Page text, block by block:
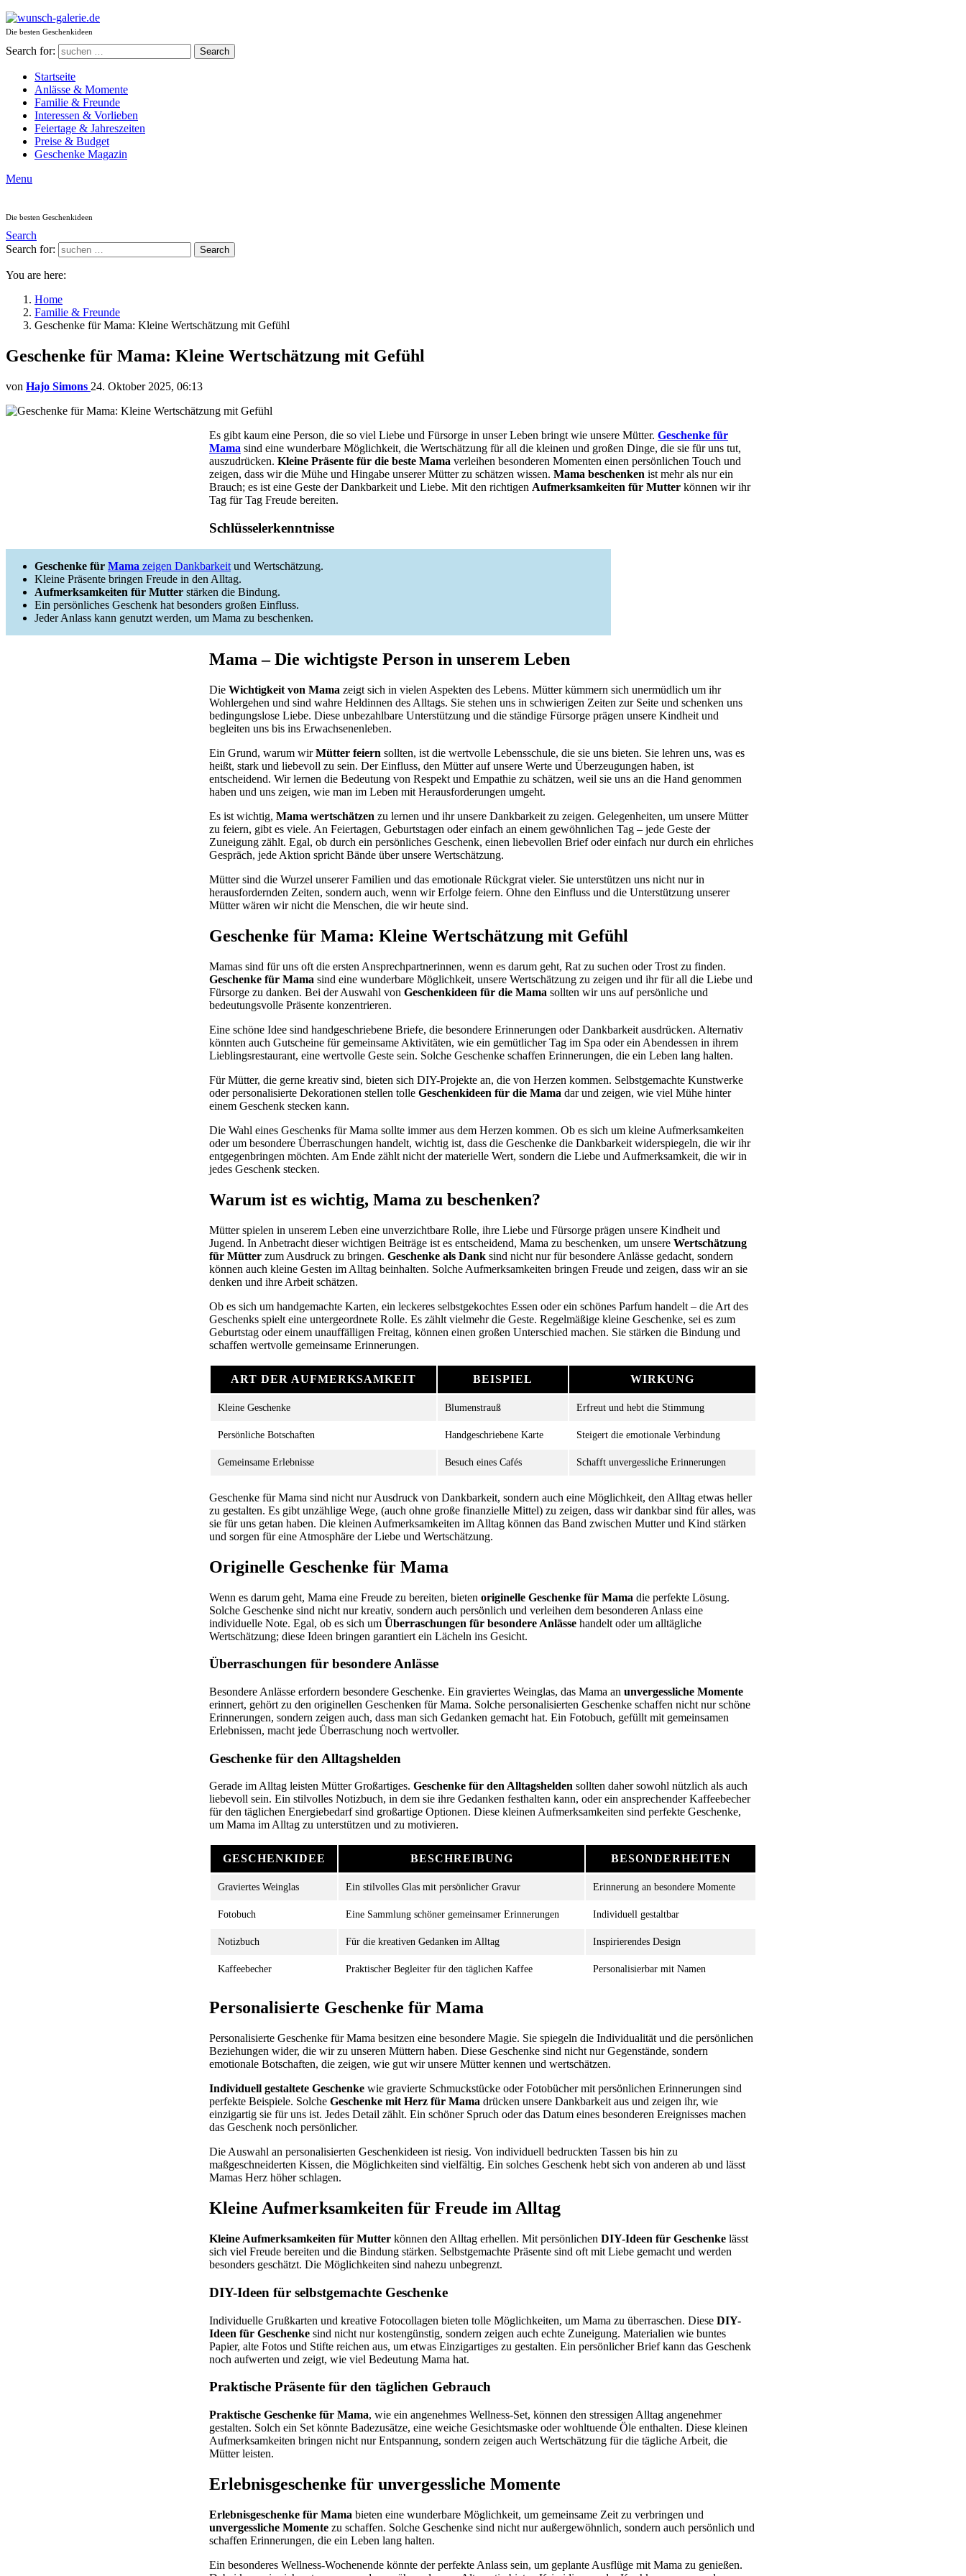
Die besten Geschenkideen
Search for: Search
Startseite
Anlässe & Momente
Familie & Freunde
Interessen & Vorlieben
Feiertage & Jahreszeiten
Preise & Budget
Geschenke Magazin
Menu
Die besten Geschenkideen
Search
Search for:
Search
You are here:
Home
Familie & Freunde
Geschenke für Mama: Kleine Wertschätzung mit Gefühl
Geschenke für Mama: Kleine Wertschätzung mit Gefühl
von Hajo Simons 24. Oktober 2025, 06:13
Es gibt kaum eine Person, die so viel Liebe und Fürsorge in unser Leben bringt wie unsere Mütter. Geschenke für
Mama sind eine wunderbare Möglichkeit, die Wertschätzung für all die kleinen und großen Dinge, die sie für uns tut,
auszudrücken. Kleine Präsente für die beste Mama verleihen besonderen Momenten einen persönlichen Touch und
zeigen, dass wir die Mühe und Hingabe unserer Mütter zu schätzen wissen. Mama beschenken ist mehr als nur ein
Brauch; es ist eine Geste der Dankbarkeit und Liebe. Mit den richtigen Aufmerksamkeiten für Mutter können wir ihr
Tag für Tag Freude bereiten.
Schlüsselerkenntnisse
Geschenke für Mama zeigen Dankbarkeit und Wertschätzung.
Kleine Präsente bringen Freude in den Alltag.
Aufmerksamkeiten für Mutter stärken die Bindung.
Ein persönliches Geschenk hat besonders großen Einfluss.
Jeder Anlass kann genutzt werden, um Mama zu beschenken.
Mama – Die wichtigste Person in unserem Leben
Die Wichtigkeit von Mama zeigt sich in vielen Aspekten des Lebens. Mütter kümmern sich unermüdlich um ihr
Wohlergehen und sind wahre Heldinnen des Alltags. Sie stehen uns in schwierigen Zeiten zur Seite und schenken uns
bedingungslose Liebe. Diese unbezahlbare Unterstützung und die ständige Fürsorge prägen unsere Kindheit und
begleiten uns bis ins Erwachsenenleben.
Ein Grund, warum wirMütter feiern sollten, ist die wertvolle Lebensschule, die sie uns bieten. Sie lehren uns, was es
heißt, stark und liebevoll zu sein. Der Einfluss, den Mütter auf unsere Werte und Überzeugungen haben, ist
entscheidend. Wir lernen die Bedeutung von Respekt und Empathie zu schätzen, weil sie uns an die Hand genommen
haben und uns zeigen, wie man im Leben mit Herausforderungen umgeht.
Es ist wichtig, Mama wertschätzen zu lernen und ihr unsere Dankbarkeit zu zeigen. Gelegenheiten, um unsere Mütter
zu feiern, gibt es viele. An Feiertagen, Geburtstagen oder einfach an einem gewöhnlichen Tag – jede Geste der
Zuneigung zählt. Egal, ob durch ein persönliches Geschenk, einen liebevollen Brief oder einfach nur durch ein ehrliches
Gespräch, jede Aktion spricht Bände über unsere Wertschätzung.
Mütter sind die Wurzel unserer Familien und das emotionale Rückgrat vieler. Sie unterstützen uns nicht nur in
herausfordernden Zeiten, sondern auch, wenn wir Erfolge feiern. Ohne den Einfluss und die Unterstützung unserer
Mütter wären wir nicht die Menschen, die wir heute sind.
Geschenke für Mama: Kleine Wertschätzung mit Gefühl
Mamas sind für uns oft die ersten Ansprechpartnerinnen, wenn es darum geht, Rat zu suchen oder Trost zu finden.
Geschenke für Mama sind eine wunderbare Möglichkeit, unsere Wertschätzung zu zeigen und ihr für all die Liebe und
Fürsorge zu danken. Bei der Auswahl von Geschenkideen für die Mama sollten wir uns auf persönliche und
bedeutungsvolle Präsente konzentrieren.
Eine schöne Idee sind handgeschriebene Briefe, die besondere Erinnerungen oder Dankbarkeit ausdrücken. Alternativ
könnten auch Gutscheine für gemeinsame Aktivitäten, wie ein gemütlicher Tag im Spa oder ein Abendessen in ihrem
Lieblingsrestaurant, eine wertvolle Geste sein. Solche Geschenke schaffen Erinnerungen, die ein Leben lang halten.
Für Mütter, die gerne kreativ sind, bieten sich DIY-Projekte an, die von Herzen kommen. Selbstgemachte Kunstwerke
oder personalisierte Dekorationen stellen tolle Geschenkideen für die Mama dar und zeigen, wie viel Mühe hinter
einem Geschenk stecken kann.
Die Wahl eines Geschenks für Mama sollte immer aus dem Herzen kommen. Ob es sich um kleine Aufmerksamkeiten
oder um besondere Überraschungen handelt, wichtig ist, dass die Geschenke die Dankbarkeit widerspiegeln, die wir ihr
entgegenbringen möchten. Am Ende zählt nicht der materielle Wert, sondern die Liebe und Aufmerksamkeit, die wir in
jedes Geschenk stecken.
Warum ist es wichtig, Mama zu beschenken?
Mütter spielen in unserem Leben eine unverzichtbare Rolle, ihre Liebe und Fürsorge prägen unsere Kindheit und
Jugend. In Anbetracht dieser wichtigen Beiträge ist es entscheidend, Mama zu beschenken, um unsere Wertschätzung
für Mütter zum Ausdruck zu bringen. Geschenke als Dank sind nicht nur für besondere Anlässe gedacht, sondern
können auch kleine Gesten im Alltag beinhalten. Solche Aufmerksamkeiten bringen Freude und zeigen, dass wir an sie
denken und ihre Arbeit schätzen.
Ob es sich um handgemachte Karten, ein leckeres selbstgekochtes Essen oder ein schönes Parfum handelt – die Art des
Geschenks spielt eine untergeordnete Rolle. Es zählt vielmehr die Geste. Regelmäßige kleine Geschenke, sei es zum
Geburtstag oder einem unauffälligen Freitag, können einen großen Unterschied machen. Sie stärken die Bindung und
schaffen wertvolle gemeinsame Erinnerungen.
ART DER AUFMERKSAMKEIT BEISPIEL WIRKUNG
Kleine Geschenke Blumenstrauß Erfreut und hebt die Stimmung
Persönliche Botschaften Handgeschriebene Karte Steigert die emotionale Verbindung
Gemeinsame Erlebnisse Besuch eines Cafés Schafft unvergessliche Erinnerungen
Geschenke für Mama sind nicht nur Ausdruck von Dankbarkeit, sondern auch eine Möglichkeit, den Alltag etwas heller
zu gestalten. Es gibt unzählige Wege, (auch ohne große finanzielle Mittel) zu zeigen, dass wir dankbar sind für alles, was
sie für uns getan haben. Die kleinen Aufmerksamkeiten im Alltag können das Band zwischen Mutter und Kind stärken
und sorgen für eine Atmosphäre der Liebe und Wertschätzung.
Originelle Geschenke für Mama
Wenn es darum geht, Mama eine Freude zu bereiten, bieten originelle Geschenke für Mama die perfekte Lösung.
Solche Geschenke sind nicht nur kreativ, sondern auch persönlich und verleihen dem besonderen Anlass eine
individuelle Note. Egal, ob es sich um Überraschungen für besondere Anlässe handelt oder um alltägliche
Wertschätzung; diese Ideen bringen garantiert ein Lächeln ins Gesicht.
Überraschungen für besondere Anlässe
Besondere Anlässe erfordern besondere Geschenke. Ein graviertes Weinglas, das Mama an unvergessliche Momente
erinnert, gehört zu den originellen Geschenken für Mama. Solche personalisierten Geschenke schaffen nicht nur schöne
Erinnerungen, sondern zeigen auch, dass man sich Gedanken gemacht hat. Ein Fotobuch, gefüllt mit gemeinsamen
Erlebnissen, macht jede Überraschung noch wertvoller.
Geschenke für den Alltagshelden
Gerade im Alltag leisten Mütter Großartiges. Geschenke für den Alltagshelden sollten daher sowohl nützlich als auch
liebevoll sein. Ein stilvolles Notizbuch, in dem sie ihre Gedanken festhalten kann, oder ein ansprechender Kaffeebecher
für den täglichen Energiebedarf sind großartige Optionen. Diese kleinen Aufmerksamkeiten sind perfekte Geschenke,
um Mama im Alltag zu unterstützen und zu motivieren.
GESCHENKIDEE BESCHREIBUNG BESONDERHEITEN
Graviertes Weinglas Ein stilvolles Glas mit persönlicher Gravur Erinnerung an besondere Momente
Fotobuch Eine Sammlung schöner gemeinsamer Erinnerungen Individuell gestaltbar
Notizbuch Für die kreativen Gedanken im Alltag Inspirierendes Design
Kaffeebecher Praktischer Begleiter für den täglichen Kaffee Personalisierbar mit Namen
Personalisierte Geschenke für Mama
Personalisierte Geschenke für Mama besitzen eine besondere Magie. Sie spiegeln die Individualität und die persönlichen
Beziehungen wider, die wir zu unseren Müttern haben. Diese Geschenke sind nicht nur Gegenstände, sondern
emotionale Botschaften, die zeigen, wie gut wir unsere Mütter kennen und wertschätzen.
Individuell gestaltete Geschenke wie gravierte Schmuckstücke oder Fotobücher mit persönlichen Erinnerungen sind
perfekte Beispiele. Solche Geschenke mit Herz für Mama drücken unsere Dankbarkeit aus und zeigen ihr, wie
einzigartig sie für uns ist. Jedes Detail zählt. Ein schöner Spruch oder das Datum eines besonderen Ereignisses machen
das Geschenk noch persönlicher.
Die Auswahl an personalisierten Geschenkideen ist riesig. Von individuell bedruckten Tassen bis hin zu
maßgeschneiderten Kissen, die Möglichkeiten sind vielfältig. Ein solches Geschenk hebt sich von anderen ab und lässt
Mamas Herz höher schlagen.
Kleine Aufmerksamkeiten für Freude im Alltag
Kleine Aufmerksamkeiten für Mutter können den Alltag erhellen. Mit persönlichen DIY-Ideen für Geschenke lässt
sich viel Freude bereiten und die Bindung stärken. Selbstgemachte Präsente sind oft mit Liebe gemacht und werden
besonders geschätzt. Die Möglichkeiten sind nahezu unbegrenzt.
DIY-Ideen für selbstgemachte Geschenke
Individuelle Grußkarten und kreative Fotocollagen bieten tolle Möglichkeiten, um Mama zu überraschen. Diese DIY-
Ideen für Geschenke sind nicht nur kostengünstig, sondern zeigen auch echte Zuneigung. Materialien wie buntes
Papier, alte Fotos und Stifte reichen aus, um etwas Einzigartiges zu gestalten. Ein persönlicher Brief kann das Geschenk
noch aufwerten und zeigt, wie viel Bedeutung Mama hat.
Praktische Präsente für den täglichen Gebrauch
Praktische Geschenke für Mama, wie ein angenehmes Wellness-Set, können den stressigen Alltag angenehmer
gestalten. Solch ein Set könnte Badezusätze, eine weiche Gesichtsmaske oder wohltuende Öle enthalten. Diese kleinen
Aufmerksamkeiten bringen nicht nur Entspannung, sondern zeigen auch Wertschätzung für die tägliche Arbeit, die
Mütter leisten.
Erlebnisgeschenke für unvergessliche Momente
Erlebnisgeschenke für Mama bieten eine wunderbare Möglichkeit, um gemeinsame Zeit zu verbringen und
unvergessliche Momente zu schaffen. Solche Geschenke sind nicht nur außergewöhnlich, sondern auch persönlich und
schaffen Erinnerungen, die ein Leben lang halten.
Ein besonderes Wellness-Wochenende könnte der perfekte Anlass sein, um geplante Ausflüge mit Mama zu genießen.